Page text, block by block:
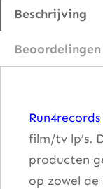
x
Beschrijving
Run4records
film/tv lp’s.
producten
op zowel de